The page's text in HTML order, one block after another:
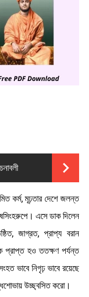
কর্ম, মূঢ়তার দেশে জলন্ত
এসে ডাক দিলেন
জাগ্রত, প্রাপ্য বরান
প্রাপ্ত হও ততক্ষণ পর্যন্ত
ভাবে নিগৃঢ় ভাবে রয়েছে
উচ্ছ্বসিত করাে।